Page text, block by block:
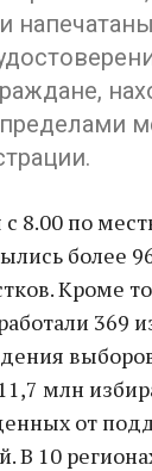
с 8.00 по
более
Кроме
369
млн
от
В 10